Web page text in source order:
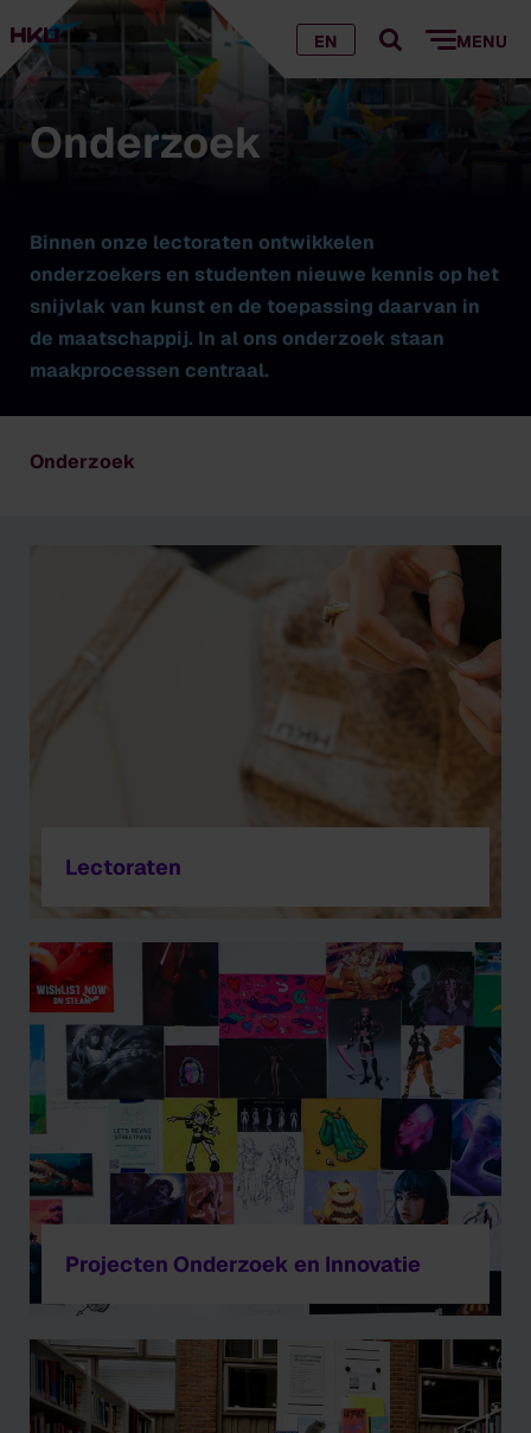
EN MENU
Onderzoek
Binnen onze lectoraten ontwikkelen
onderzoekers en studenten nieuwe kennis op het
snijvlak van kunst en de toepassing daarvan in
de maatschappij. In al ons onderzoek staan
maakprocessen centraal.
Onderzoek
Lectoraten
Projecten Onderzoek en Innovatie